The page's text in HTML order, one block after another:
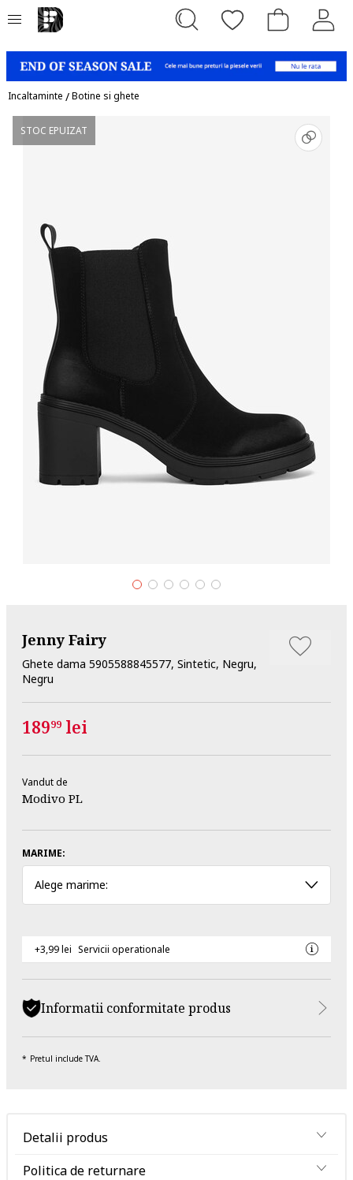
Incaltaminte /Botine si ghete
STOC EPUIZAT
Jenny Fairy
Ghete dama 5905588845577, Sintetic, Negru,
Negru
18999 lei
Vandut de
Modivo PL
MARIME:
Alege marime:
+3,99 lei Servicii operationale
Informatii conformitate produs
Pretul include TVA.
Detalii produs
Politica de returnare